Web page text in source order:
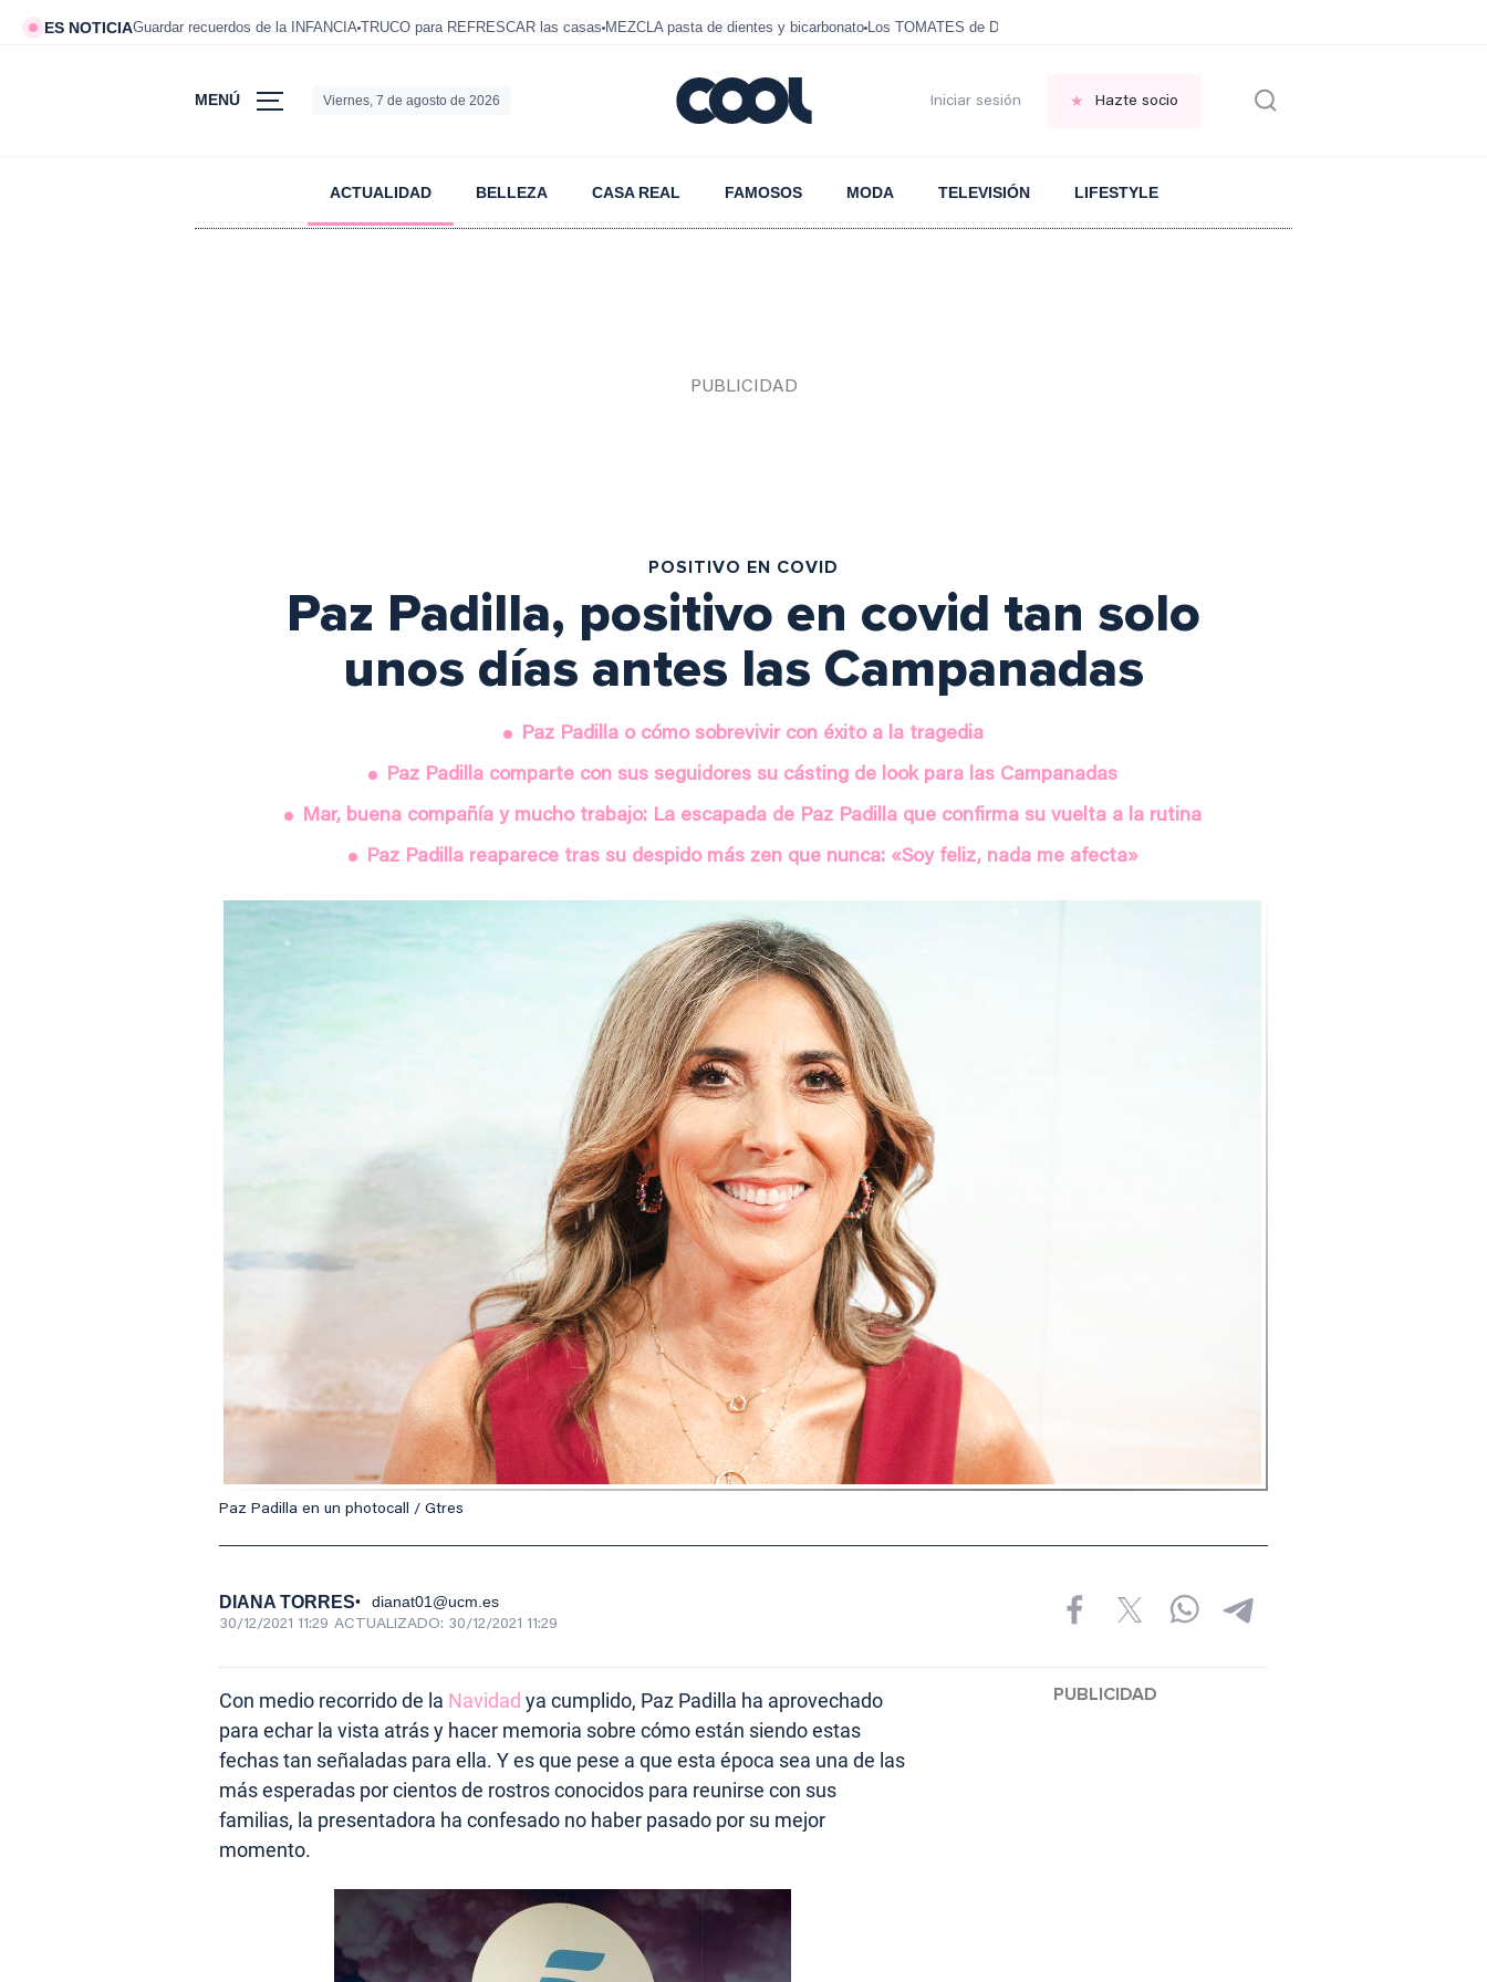
ES NOTICIAGuardar recuerdos de la INFANCIA TRUCO para REFRESCAR las casas MEZCLA pasta de dientes y bicarbonato Los TOMATES de Dani García
MENÚ Viernes, 7 de agosto de 2026 Iniciar sesión Hazte socio
ACTUALIDAD BELLEZA CASA REAL FAMOSOS MODA TELEVISIÓN LIFESTYLE
POSITIVO EN COVID
Paz Padilla, positivo en covid tan solo
unos días antes las Campanadas
Paz Padilla o cómo sobrevivir con éxito a la tragedia
Paz Padilla comparte con sus seguidores su cásting de look para las Campanadas
Mar, buena compañía y mucho trabajo: La escapada de Paz Padilla que confirma su vuelta a la rutina
Paz Padilla reaparece tras su despido más zen que nunca: «Soy feliz, nada me afecta»
Paz Padilla en un photocall / Gtres
DIANA TORRES dianat01@ucm.es
30/12/2021 11:29 ACTUALIZADO: 30/12/2021 11:29
Con medio recorrido de la Navidad ya cumplido, Paz Padilla ha aprovechado
para echar la vista atrás y hacer memoria sobre cómo están siendo estas
fechas tan señaladas para ella. Y es que pese a que esta época sea una de las
más esperadas por cientos de rostros conocidos para reunirse con sus
familias, la presentadora ha confesado no haber pasado por su mejor
momento.